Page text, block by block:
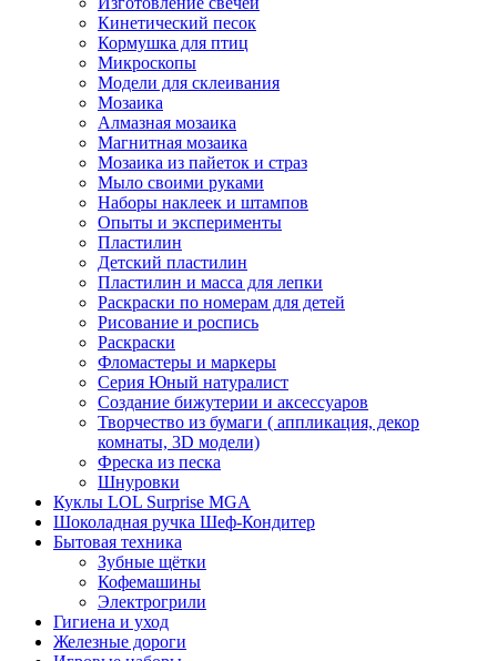
Кинетический песок
Кормушка для птиц
Микроскопы
Модели для склеивания
Мозаика
Алмазная мозаика
Магнитная мозаика
Мозаика из пайеток и страз
Мыло своими руками
Наборы наклеек и штампов
Опыты и эксперименты
Пластилин
Детский пластилин
Пластилин и масса для лепки
Раскраски по номерам для детей
Рисование и роспись
Раскраски
Фломастеры и маркеры
Серия Юный натуралист
Создание бижутерии и аксессуаров
Творчество из бумаги ( аппликация, декор
комнаты, 3D модели)
Фреска из песка
Шнуровки
Куклы LOL Surprise MGA
Шоколадная ручка Шеф-Кондитер
Бытовая техника
Зубные щётки
Кофемашины
Электрогрили
Гигиена и уход
Железные дороги